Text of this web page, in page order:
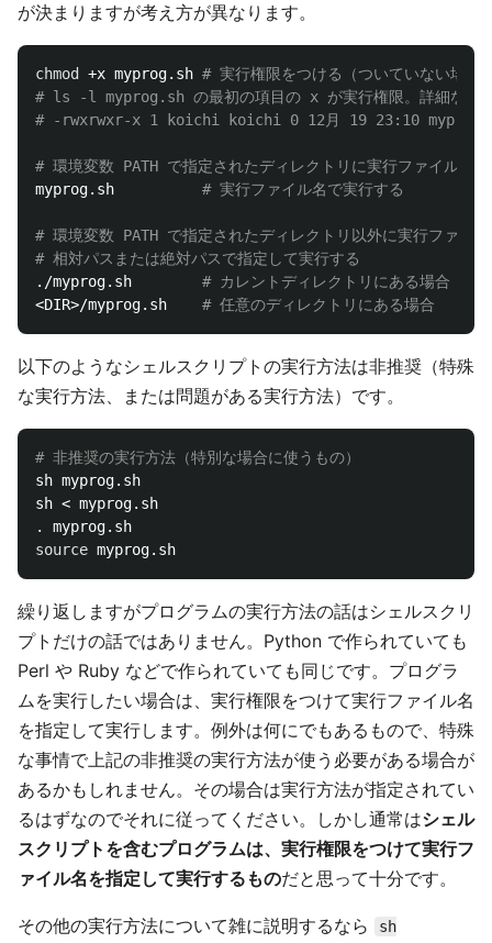
が決まりますが考え方が異なります。
chmod +x myprog.sh # 実行権限をつける（ついていない場合
# ls -l myprog.sh の最初の項目の x が実行権限。詳細な意味
# -rwxrwxr-x 1 koichi koichi 0 12月 19 23:10
# 環境変数 PATH で指定されたディレクトリに実行ファイルが
myprog.sh # 実行ファイル名で実行する
# 環境変数 PATH で指定されたディレクトリ以外に実行ファイ
# 相対パスまたは絶対パスで指定して実行する
./myprog.sh # カレントディレクトリにある場合
<DIR>/myprog.sh # 任意のディレクトリにある場合
以下のようなシェルスクリプトの実行方法は非推奨（特殊
な実行方法、または問題がある実行方法）です。
# 非推奨の実行方法（特別な場合に使うもの）
sh myprog.sh
.
source
繰り返しますがプログラムの実行方法の話はシェルスクリ
プトだけの話ではありません。Python で作られていても
Perl や Ruby などで作られていても同じです。プログラ
ムを実行したい場合は、実行権限をつけて実行ファイル名
を指定して実行します。例外は何にでもあるもので、特殊
な事情で上記の非推奨の実行方法が使う必要がある場合が
あるかもしれません。その場合は実行方法が指定されてい
るはずなのでそれに従ってください。しかし通常はシェル
スクリプトを含むプログラムは、実行権限をつけて実行フ
ァイル名を指定して実行するものだと思って十分です。
その他の実行方法について雑に説明するなら
sh